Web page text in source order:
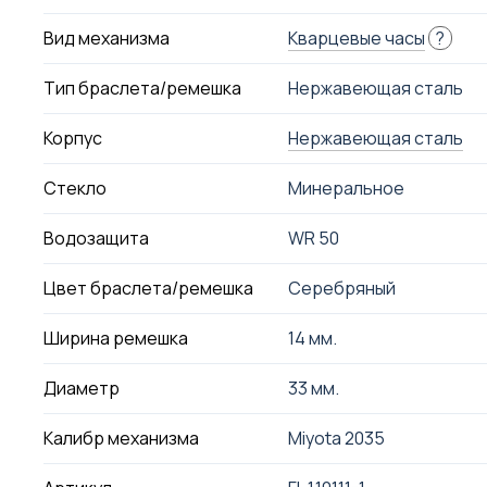
Вид механизма Кварцевые часы ?
Тип браслета/ремешка Нержавеющая сталь
Корпус Нержавеющая сталь
Стекло Минеральное
Водозащита WR 50
Цвет браслета/ремешка Серебряный
Ширина ремешка 14 мм.
Диаметр 33 мм.
Калибр механизма Miyota 2035